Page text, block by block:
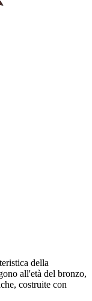
della
all'età del bronzo,
costruite con